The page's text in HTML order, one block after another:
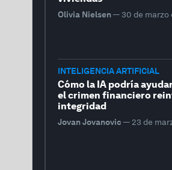
Olivia Nielsen— 30 de marzo
INTELIGENCIA ARTIFICIAL
Cómo la IA podría
el crimen financiero
integridad
Jovan Jovanovic — 23 de